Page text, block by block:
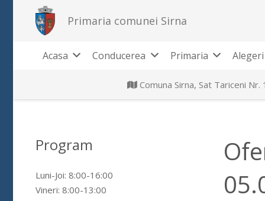
Primaria comunei Sirna
Acasa Conducerea Primaria
Comuna Sirna, Sat Tariceni
Program
Luni-Joi: 8:00-16:00
Vineri: 8:00-13:00